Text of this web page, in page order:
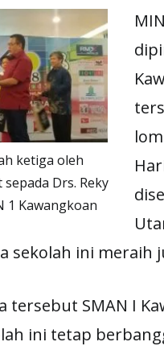
ketiga oleh
Drs. Reky
1 Kawangkoan
sekolah ini meraih
tersebut SMAN I
ini tetap